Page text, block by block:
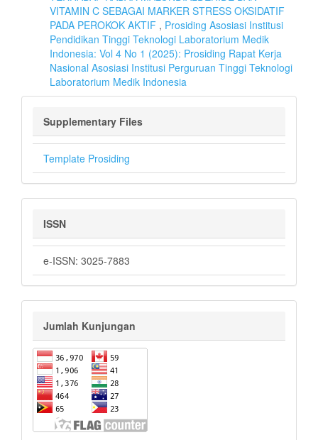
VITAMIN C SEBAGAI MARKER STRESS OKSIDATIF
PADA PEROKOK AKTIF , Prosiding Asosiasi Institusi
Pendidikan Tinggi Teknologi Laboratorium Medik
Indonesia: Vol 4 No 1 (2025): Prosiding Rapat Kerja
Nasional Asosiasi Institusi Perguruan Tinggi Teknologi
Laboratorium Medik Indonesia
Supplementary Files
Template Prosiding
ISSN
e-ISSN: 3025-7883
Jumlah Kunjungan